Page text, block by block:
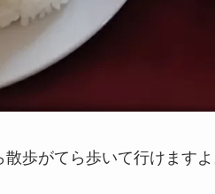
歩がてら歩いて行けますよ